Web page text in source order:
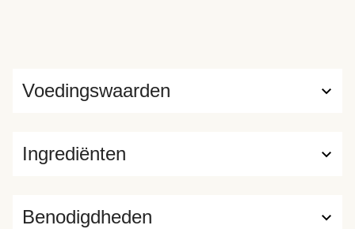
Ingrediënten
Voedingswaarden
Benodigdheden